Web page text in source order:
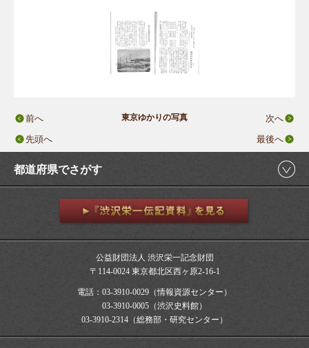
前へ 東京ゆかりの写真
次へ
先頭へ
最後へ
都道府県でさがす
公益財団法人 渋沢栄一記念財団
〒114-0024 東京都北区西ヶ原2-16-1
電話：03-3910-0029（情報資源センター）
03-3910-0005（渋沢史料館）
03-3910-2314（総務部・研究センター）